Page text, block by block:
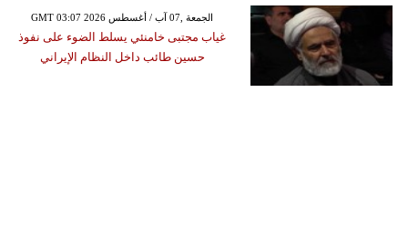
GMT 03:07 2026 الجمعة ,07 آب / أغسطس
غياب مجتبى خامنئي يسلط الضوء على نفوذ
حسين طائب داخل النظام الإيراني